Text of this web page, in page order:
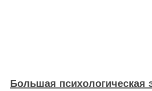
Большая психологическая